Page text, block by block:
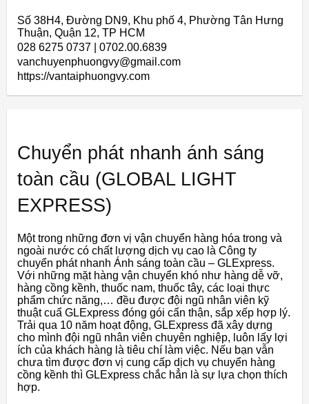
Số 38H4, Đường DN9, Khu phố 4, Phường Tân Hưng
Thuận, Quận 12, TP HCM
028 6275 0737 | 0702.00.6839
vanchuyenphuongvy@gmail.com
https://vantaiphuongvy.com
Chuyển phát nhanh ánh sáng
toàn cầu (GLOBAL LIGHT
EXPRESS)
Một trong những đơn vị vận chuyển hàng hóa trong và
ngoài nước có chất lượng dịch vụ cao là Công ty
chuyển phát nhanh Ánh sáng toàn cầu – GLExpress.
Với những mặt hàng vận chuyển khó như hàng dễ vỡ,
hàng cồng kềnh, thuốc nam, thuốc tây, các loại thực
phẩm chức năng,… đều được đội ngũ nhân viên kỹ
thuật cuẩ GLExpress đóng gói cẩn thận, sắp xếp hợp lý.
Trải qua 10 năm hoạt động, GLExpress đã xây dựng
cho mình đội ngũ nhân viên chuyên nghiệp, luôn lấy lợi
ích của khách hàng là tiêu chí làm việc. Nếu bạn vẫn
chưa tìm được đơn vị cung cấp dịch vụ chuyển hàng
cồng kềnh thì GLExpress chắc hẳn là sự lựa chọn thích
hợp.